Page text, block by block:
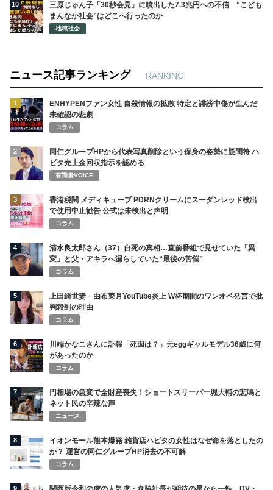
10
三原じゅん子「30秒会見」に噴出した7.3兆円への不信 “こども
まんなか社会”はどこへ行ったのか
地域社会
ニュース記事ランキング RANKING
1
ENHYPENファン女性 自殺情報の拡散 特定と誹謗中傷が生んだ
未確認の悲劇
コラム
2
同仁グループHPから代表写真削除という保身の姿勢に疑問符 ハ
ビタ売上金回収指示を認める
有識者VOICE
3
香港税関 メディキューブ PDRNクリームにスーダンレッド検出
で使用中止勧告 公式は未検出と声明
コラム
4
清水良太郎さん（37）自死の真相…直前番組で見せていた「異
変」と父・アキラへ漏らしていた“最後の苦悩”
コラム
5
上田綺世妻・由布菜月YouTube炎上 W杯期間のワンオペ発言で批
判殺到の理由
コラム
6
川端かなこさんに訃報「死因は？」元eggギャルモデル36歳に何
があったのか
コラム
7
円相場の急変で全財産喪失！ショートスリーパー堀大輔の悲鳴と
ネット民の辛辣な声
ニュース
8
イオンモール熊本爆発 雑貨店ハビタの女性はなぜ命を落としたの
か？ 運営の同仁グループHP消去の不可解
コラム
9